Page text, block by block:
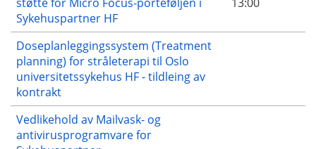
Sykehuspartner HF
Doseplanleggingssystem (Treatment
planning) for stråleterapi til Oslo
universitetssykehus HF - tildleing av
kontrakt
Vedlikehold av Mailvask- og
antivirusprogramvare for